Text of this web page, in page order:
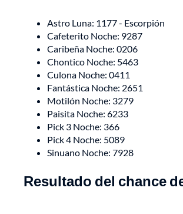
Astro Luna: 1177 - Escorpión
Cafeterito Noche: 9287
Caribeña Noche: 0206
Chontico Noche: 5463
Culona Noche: 0411
Fantástica Noche: 2651
Motilón Noche: 3279
Paisita Noche: 6233
Pick 3 Noche: 366
Pick 4 Noche: 5089
Sinuano Noche: 7928
Resultado del chance